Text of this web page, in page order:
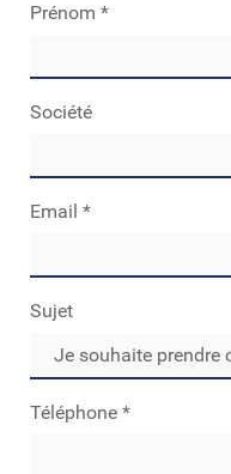
leave
field
blank.
Prénom *
Société
Email *
Sujet
Téléphone *